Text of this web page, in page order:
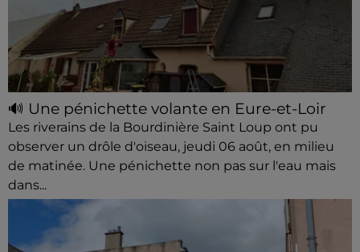
🔊 Une pénichette volante en Eure-et-Loir
Les riverains de la Bourdinière Saint Loup ont pu
observer un drôle d'oiseau, jeudi 06 août, en milieu
de matinée. Une pénichette non pas sur l'eau mais
dans...